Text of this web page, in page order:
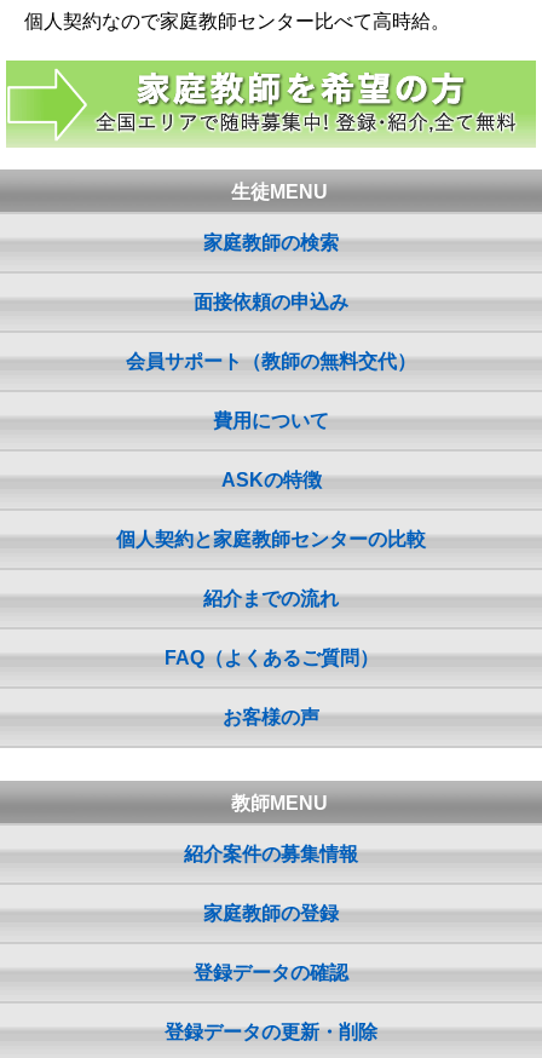
個人契約なので家庭教師センター比べて高時給。
生徒MENU
家庭教師の検索
面接依頼の申込み
会員サポート（教師の無料交代）
費用について
ASKの特徴
個人契約と家庭教師センターの比較
紹介までの流れ
FAQ（よくあるご質問）
お客様の声
教師MENU
紹介案件の募集情報
家庭教師の登録
登録データの確認
登録データの更新・削除